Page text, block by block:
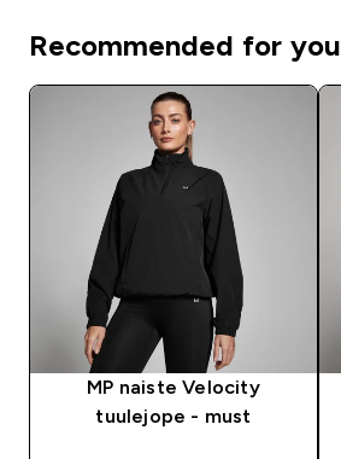
Recommended for you
MP naiste Velocity
tuulejope - must